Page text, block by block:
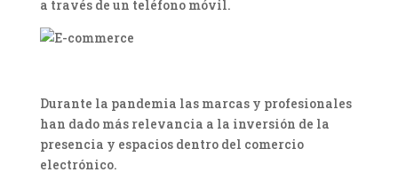
a través de un teléfono móvil.
Durante la pandemia las marcas y profesionales
han dado más relevancia a la inversión de la
presencia y espacios dentro del comercio
electrónico.